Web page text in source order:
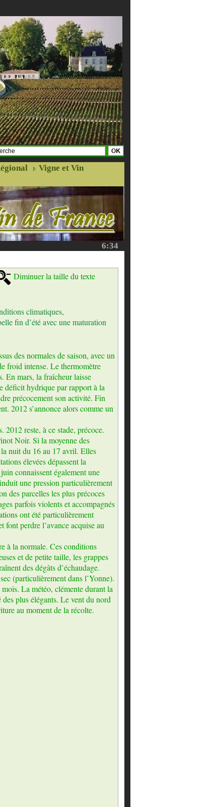
Vigne et Vin
6:34
Diminuer la taille du texte
climatiques,
fin d’été avec une maturation
des normales de saison, avec un
froid intense. Le thermomètre
En mars, la fraîcheur laisse
déficit hydrique par rapport à la
précocement son activité. Fin
2012 s’annonce alors comme un
reste, à ce stade, précoce.
Noir. Si la moyenne des
nuit du 16 au 17 avril. Elles
élevées dépassent la
connaissent également une
une pression particulièrement
des parcelles les plus précoces
parfois violents et accompagnés
ont été particulièrement
font perdre l’avance acquise au
à la normale. Ces conditions
et de petite taille, les grappes
des dégâts d’échaudage.
(particulièrement dans l’Yonne).
La météo, clémente durant la
plus élégants. Le vent du nord
au moment de la récolte.